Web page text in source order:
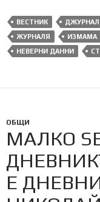
ВЕСТНИК
ЖУРНАЛЯ
ИЗМАМА
НЕВЕРНИ ДАННИ
ОБЩИ
МАЛКО
Е